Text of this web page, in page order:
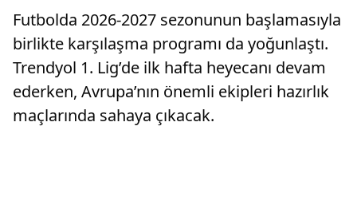
Futbolda 2026-2027 sezonunun başlamasıyla
birlikte karşılaşma programı da yoğunlaştı.
Trendyol 1. Lig’de ilk hafta heyecanı devam
ederken, Avrupa’nın önemli ekipleri hazırlık
maçlarında sahaya çıkacak.